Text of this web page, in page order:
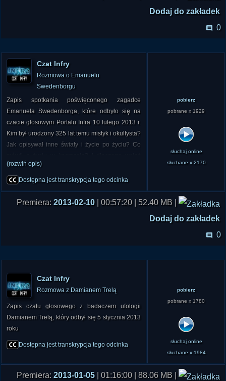
Dodaj do zakładek
0
Czat Infry
Rozmowa o Emanuelu
Swedenborgu
Zapis spotkania poświęconego zagadce
Emanuela Swedenborga, które odbyło się na
czacie głosowym Portalu Infra 10 lutego 2013 r.
Kim był urodzony 325 lat temu mistyk i okultysta?
Jak opisywał inne światy i życie po życiu? Co
fascynuje? Na pytania odpowiadał współtwórca
Infry, Piotr Cielebiaś
(rozwiń opis)
Dostępna jest transkrypcja tego odcinka
pobierz
pobrane x 1929
słuchaj online
słuchane x 2170
Premiera: 2013-02-10 | 00:57:20 | 52.40 MB |
Dodaj do zakładek
0
Czat Infry
Rozmowa z Damianem Trelą
Zapis czatu głosowego z badaczem ufologii
Damianem Trelą, który odbył się 5 stycznia 2013
roku
Dostępna jest transkrypcja tego odcinka
pobierz
pobrane x 1780
słuchaj online
słuchane x 1984
Premiera: 2013-01-05 | 01:16:00 | 88.06 MB |